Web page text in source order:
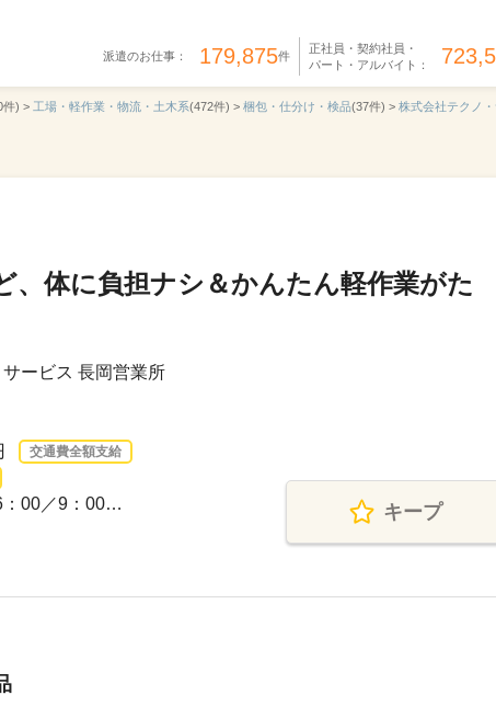
派遣のお仕事： 179,875件
正社員・契約社員・
パート・アルバイト：
件) > 工場・軽作業・物流・土木系(472件) > 梱包・仕分け・検品(37件) > 株式会社テクノ
、体に負担ナシ＆かんたん軽作業がた
ービス 長岡営業所
交通費全額支給
：00／9：00…
キープ